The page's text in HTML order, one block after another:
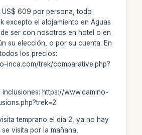
US$ 609 por persona, todo
excepto el alojamiento en Aguas
ser con nosotros en hotel o en
su elección, o por su cuenta. En
los precios:
inca.com/trek/comparative.php?
inclusiones: https://www.camino-
temprano el día 2, ya no hay
visita por la mañana,